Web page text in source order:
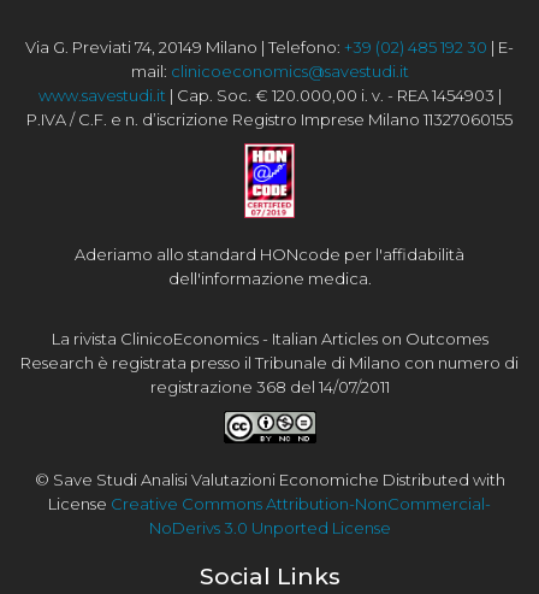
Via G. Previati 74, 20149 Milano | Telefono: +39 (02) 485 192 30 | E-
mail: clinicoeconomics@savestudi.it
www.savestudi.it | Cap. Soc. € 120.000,00 i. v. - REA 1454903 |
P.IVA / C.F. e n. d’iscrizione Registro Imprese Milano 11327060155
Aderiamo allo standard HONcode per l'affidabilità
dell'informazione medica.
La rivista ClinicoEconomics - Italian Articles on Outcomes
Research è registrata presso il Tribunale di Milano con numero di
registrazione 368 del 14/07/2011
© Save Studi Analisi Valutazioni Economiche Distributed with
License Creative Commons Attribution-NonCommercial-
NoDerivs 3.0 Unported License
Social Links